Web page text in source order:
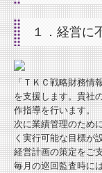
１．経営に
「ＴＫＣ戦略財務情
を支援します。貴社
作指導を行います。
次に業績管理のため
く実行可能な目標が
経営計画の策定をご
毎月の巡回監査時に